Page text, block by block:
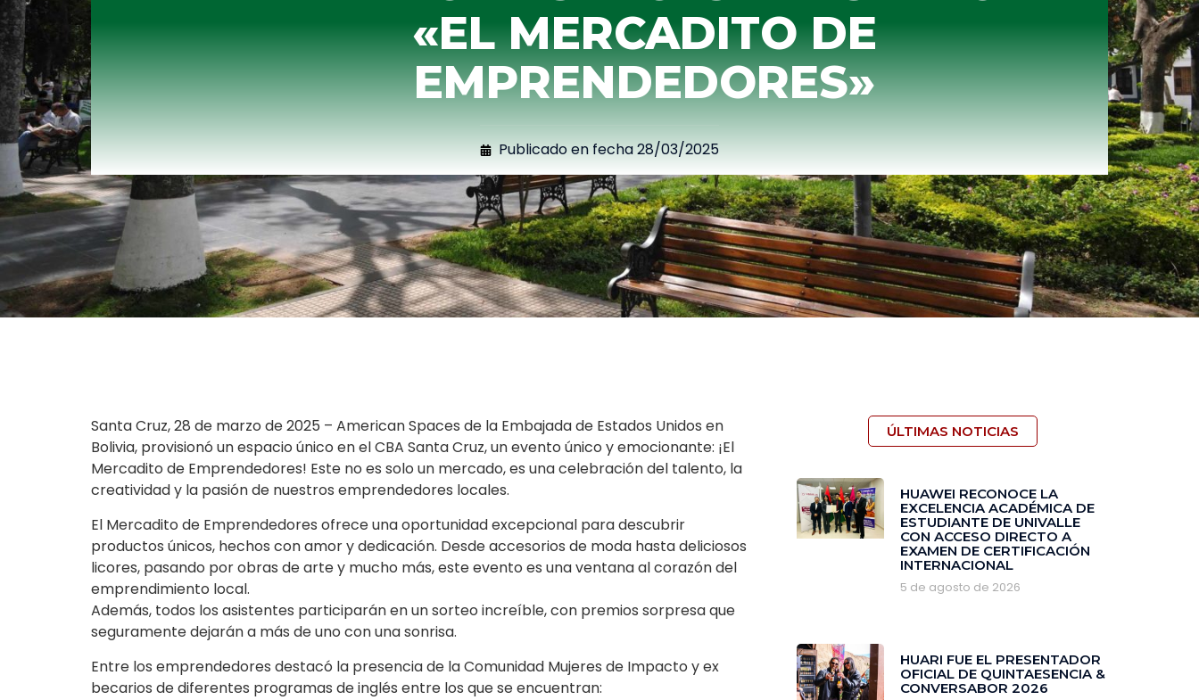
«EL MERCADITO DE
EMPRENDEDORES»
Publicado en fecha28/03/2025
Santa Cruz, 28 de marzo de 2025 – American Spaces de la Embajada de Estados Unidos en
Bolivia, provisionó un espacio único en el CBA Santa Cruz, un evento único y emocionante: ¡El
Mercadito de Emprendedores! Este no es solo un mercado, es una celebración del talento, la
creatividad y la pasión de nuestros emprendedores locales.
El Mercadito de Emprendedores ofrece una oportunidad excepcional para descubrir
productos únicos, hechos con amor y dedicación. Desde accesorios de moda hasta deliciosos
licores, pasando por obras de arte y mucho más, este evento es una ventana al corazón del
emprendimiento local.
Además, todos los asistentes participarán en un sorteo increíble, con premios sorpresa que
seguramente dejarán a más de uno con una sonrisa.
Entre los emprendedores destacó la presencia de la Comunidad Mujeres de Impacto y ex
becarios de diferentes programas de inglés entre los que se encuentran:
ÚLTIMAS NOTICIAS
HUAWEI RECONOCE LA
EXCELENCIA ACADÉMICA DE
ESTUDIANTE DE UNIVALLE
CON ACCESO DIRECTO A
EXAMEN DE CERTIFICACIÓN
INTERNACIONAL
5 de agosto de 2026
HUARI FUE EL PRESENTADOR
OFICIAL DE QUINTAESENCIA &
CONVERSABOR 2026